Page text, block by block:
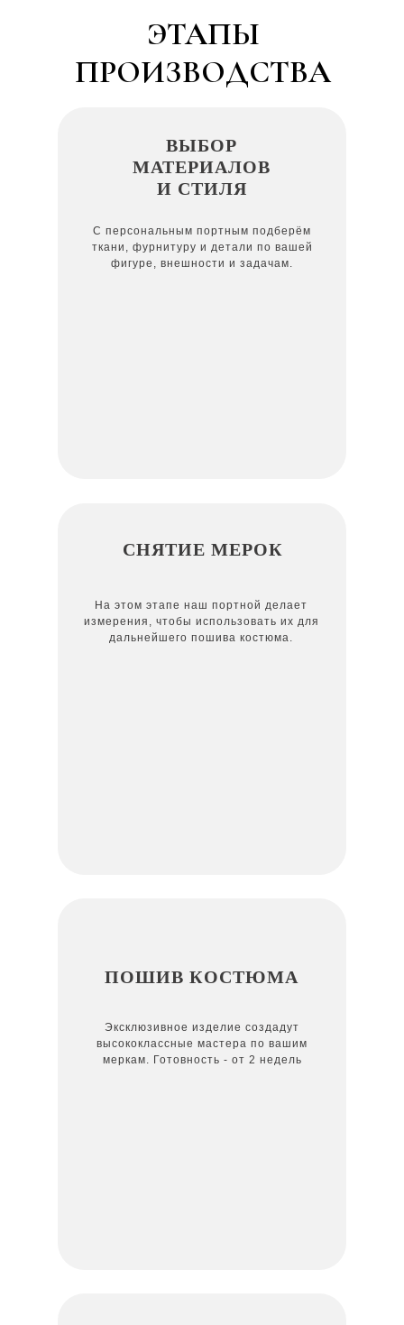
Эксклюзивное изделие создадут
высококлассные мастера по вашим
меркам. Готовность - от 2 недель
ПОШИВ КОСТЮМА
На этом этапе наш портной делает
измерения, чтобы использовать их для
дальнейшего пошива костюма.
СНЯТИЕ МЕРОК
С персональным портным подберём
ткани, фурнитуру и детали по вашей
фигуре, внешности и задачам.
ВЫБОР
МАТЕРИАЛОВ
И СТИЛЯ
ЭТАПЫ
ПРОИЗВОДСТВА